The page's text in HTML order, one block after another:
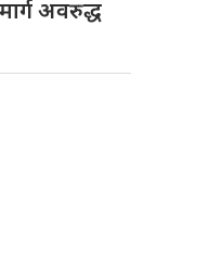
अवरुद्ध